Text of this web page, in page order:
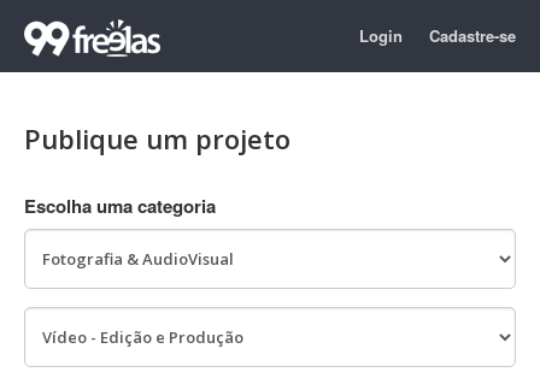
Login Cadastre-se
Publique um projeto
Escolha uma categoria